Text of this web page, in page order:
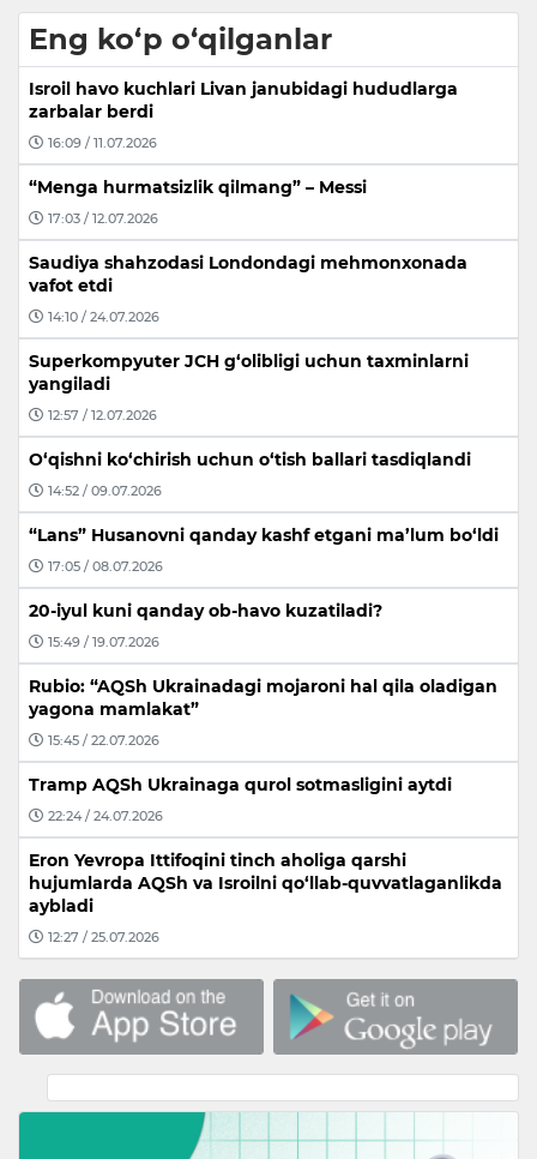
Eng ko‘p o‘qilganlar
Isroil havo kuchlari Livan janubidagi hududlarga
zarbalar berdi
16:09 / 11.07.2026
“Menga hurmatsizlik qilmang” – Messi
17:03 / 12.07.2026
Saudiya shahzodasi Londondagi mehmonxonada
vafot etdi
14:10 / 24.07.2026
Superkompyuter JCH g‘olibligi uchun taxminlarni
yangiladi
12:57 / 12.07.2026
O‘qishni ko‘chirish uchun o‘tish ballari tasdiqlandi
14:52 / 09.07.2026
“Lans” Husanovni qanday kashf etgani ma’lum bo‘ldi
17:05 / 08.07.2026
20-iyul kuni qanday ob-havo kuzatiladi?
15:49 / 19.07.2026
Rubio: “AQSh Ukrainadagi mojaroni hal qila oladigan
yagona mamlakat”
15:45 / 22.07.2026
Tramp AQSh Ukrainaga qurol sotmasligini aytdi
22:24 / 24.07.2026
Eron Yevropa Ittifoqini tinch aholiga qarshi
hujumlarda AQSh va Isroilni qo‘llab-quvvatlaganlikda
aybladi
12:27 / 25.07.2026